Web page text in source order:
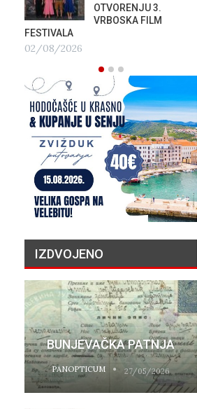
OTVORENJU 3.
VRBOSKA FILM
FESTIVALA
02/08/2026
IZDVOJENO
BUNJEVAČKA PATNJA
PANOPTICUM 27/05/2026